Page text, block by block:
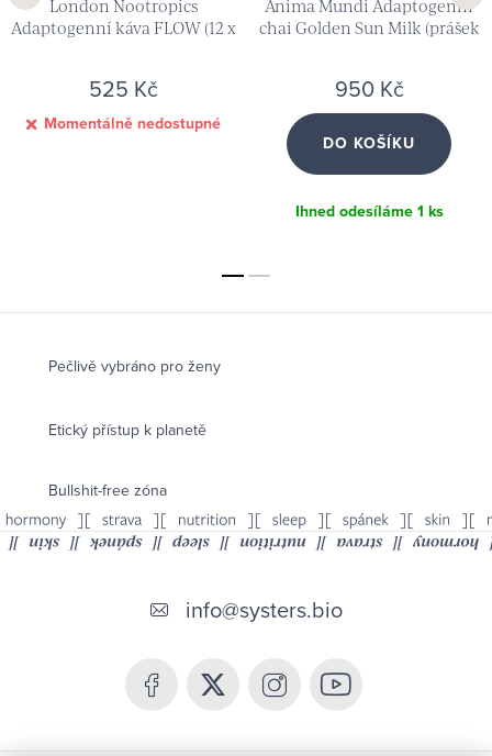
London Nootropics
Adaptogenní káva FLOW (12 x
525 Kč
Momentálně nedostupné
Anima Mundi Adaptogenní
chai Golden Sun Milk (prášek
950 Kč
DO KOŠÍKU
Ihned odesíláme1 ks
Pečlivě vybráno pro ženy
Etický přístup k planetě
Bullshit-free zóna
info@systers.bio